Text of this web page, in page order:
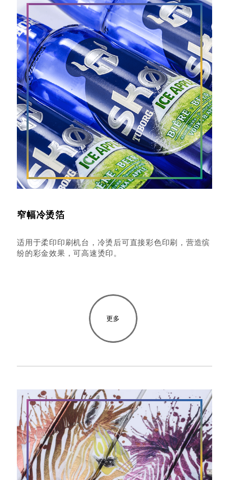
窄幅冷烫箔
适用于柔印印刷机台，冷烫后可直接彩色印刷，营造缤
纷的彩金效果，可高速烫印。
更多